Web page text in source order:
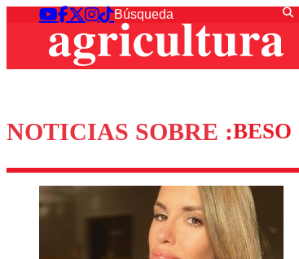
NOTICIAS SOBRE :BESO